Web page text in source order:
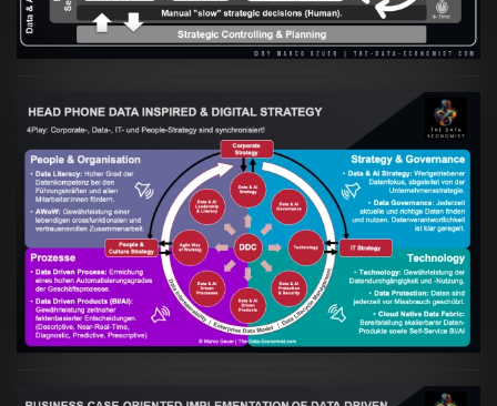
Artikel:Kennst Du schon die "Head Phone
Data Driven Strategy"?
VIEW